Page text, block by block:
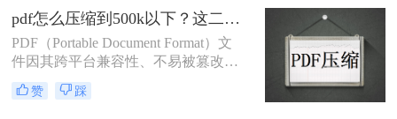
不仅占用存储空间，还经常因超过邮
箱附件限制或上传耗时过长而影响办
公效率。那么PDF 文档怎么压缩小一
点呢？本文从压缩效果、操作难度、
处理速度、隐私安全四个维度，对比
五种主流压缩方案，帮助您根据实际
pdf怎么压缩到500k以下？这二种压缩方法你可以轻松学会！
PDF（Portable Document Format）文
件因其跨平台兼容性、不易被篡改的
特性以及保持文档格式一致性的能
力，在日常办公和文件分享中得到了
赞 踩